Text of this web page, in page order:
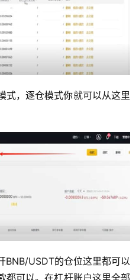
式，逐仓模式你就可以从这里
BNB/USDT的仓位这里都可以